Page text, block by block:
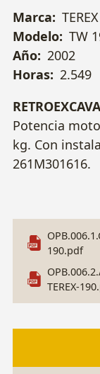
Marca: TEREX
Modelo: TW
Año: 2002
Horas: 2.549
Potencia
kg. Con
261M301616.
190.pdf
TEREX-